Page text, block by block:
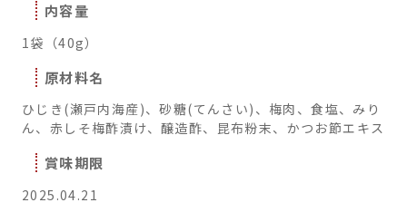
内容量
1袋（40g）
原材料名
ひじき(瀬戸内海産)、砂糖(てんさい)、梅肉、食塩、みり
ん、赤しそ梅酢漬け、醸造酢、昆布粉末、かつお節エキス
賞味期限
2025.04.21